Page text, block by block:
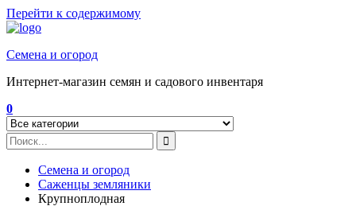
Перейти к содержимому
Семена и огород
Интернет-магазин семян и садового инвентаря
0
Семена и огород
Саженцы земляники
Крупноплодная